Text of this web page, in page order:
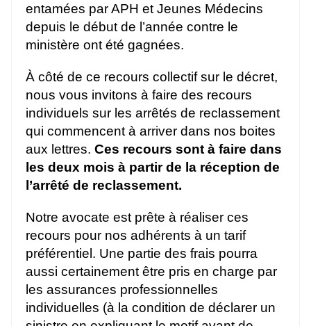
entamées par APH et Jeunes Médecins
depuis le début de l’année contre le
ministère ont été gagnées.
À côté de ce recours collectif sur le décret,
nous vous invitons à faire des recours
individuels sur les arrêtés de reclassement
qui commencent à arriver dans nos boites
aux lettres. Ces recours sont à faire dans
les deux mois à partir de la réception de
l’arrêté de reclassement.
Notre avocate est prête à réaliser ces
recours pour nos adhérents à un tarif
préférentiel. Une partie des frais pourra
aussi certainement être pris en charge par
les assurances professionnelles
individuelles (à la condition de déclarer un